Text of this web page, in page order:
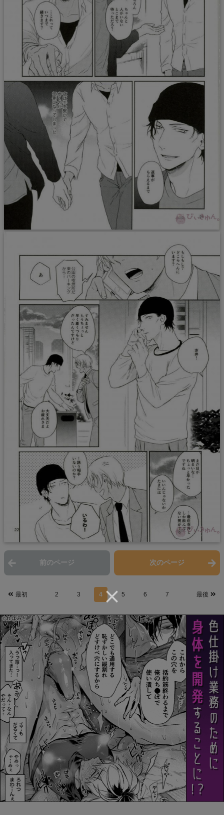
前のページ 次のページ
最初 2 3 4 5 6 7 最後